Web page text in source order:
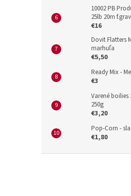
10002 PB
25lb 20m
€16
Dovit Flatters
marhuľa
€5,50
Ready Mix -
€3
Varené
250g
€3,20
Pop-Corn -
€1,80